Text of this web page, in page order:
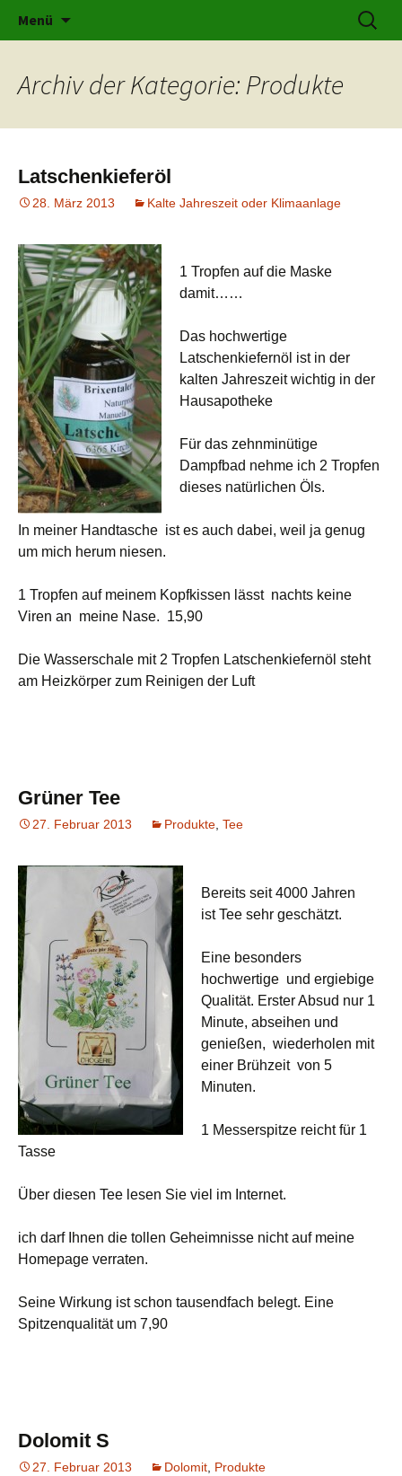
karolines-kraeuterschatz.at
Kräuter für jeden Bereich
Menü
Suchen
nach:
Archiv der Kategorie: Produkte
Latschenkieferöl
28. März 2013 Kalte Jahreszeit oder Klimaanlage
1 Tropfen auf die Maske
damit……
Das hochwertige
Latschenkiefernöl ist in der
kalten Jahreszeit wichtig in der
Hausapotheke
Für das zehnminütige
Dampfbad nehme ich 2 Tropfen
dieses natürlichen Öls.
In meiner Handtasche ist es auch dabei, weil ja genug
um mich herum niesen.
1 Tropfen auf meinem Kopfkissen lässt nachts keine
Viren an meine Nase. 15,90
Die Wasserschale mit 2 Tropfen Latschenkiefernöl steht
am Heizkörper zum Reinigen der Luft
Grüner Tee
27. Februar 2013 Produkte Tee
Bereits seit 4000 Jahren
ist Tee sehr geschätzt.
Eine besonders
hochwertige und ergiebige
Qualität. Erster Absud nur 1
Minute, abseihen und
genießen, wiederholen mit
einer Brühzeit von 5
Minuten.
1 Messerspitze reicht für 1
Tasse
Über diesen Tee lesen Sie viel im Internet.
ich darf Ihnen die tollen Geheimnisse nicht auf meine
Homepage verraten.
Seine Wirkung ist schon tausendfach belegt. Eine
Spitzenqualität um 7,90
Dolomit S
27. Februar 2013 Dolomit Produkte